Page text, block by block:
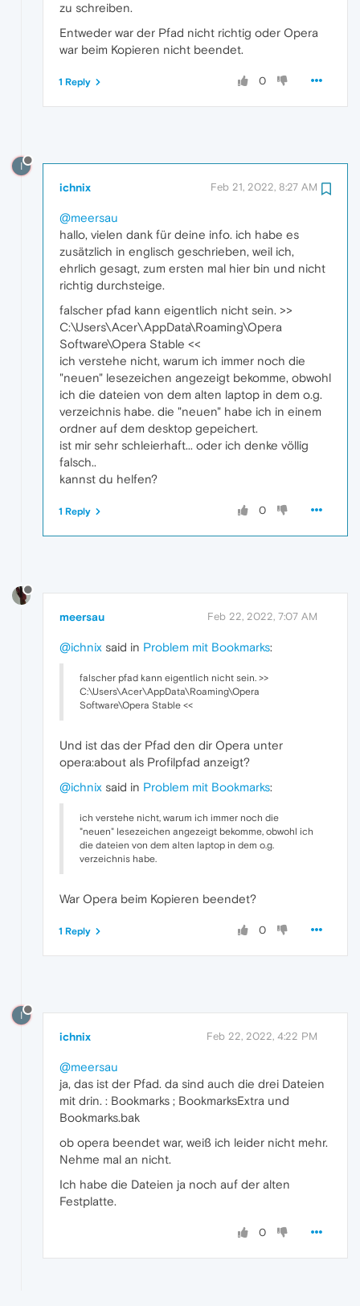
zu schreiben.
Entweder war der Pfad nicht richtig oder Opera
war beim Kopieren nicht beendet.
0
1 Reply
I
ichnix Feb 21, 2022, 8:27 AM
@meersau
hallo, vielen dank für deine info. ich habe es
zusätzlich in englisch geschrieben, weil ich,
ehrlich gesagt, zum ersten mal hier bin und nicht
richtig durchsteige.
falscher pfad kann eigentlich nicht sein. >>
C:\Users\Acer\AppData\Roaming\Opera
Software\Opera Stable <<
ich verstehe nicht, warum ich immer noch die
"neuen" lesezeichen angezeigt bekomme, obwohl
ich die dateien von dem alten laptop in dem o.g.
verzeichnis habe. die "neuen" habe ich in einem
ordner auf dem desktop gepeichert.
ist mir sehr schleierhaft... oder ich denke völlig
falsch..
kannst du helfen?
0
1 Reply
meersau Feb 22, 2022, 7:07 AM
@ichnix said in Problem mit Bookmarks:
falscher pfad kann eigentlich nicht sein. >>
C:\Users\Acer\AppData\Roaming\Opera
Software\Opera Stable <<
Und ist das der Pfad den dir Opera unter
opera:about als Profilpfad anzeigt?
@ichnix said in Problem mit Bookmarks:
ich verstehe nicht, warum ich immer noch die
"neuen" lesezeichen angezeigt bekomme, obwohl ich
die dateien von dem alten laptop in dem o.g.
verzeichnis habe.
War Opera beim Kopieren beendet?
0
1 Reply
I
ichnix Feb 22, 2022, 4:22 PM
@meersau
ja, das ist der Pfad. da sind auch die drei Dateien
mit drin. : Bookmarks ; BookmarksExtra und
Bookmarks.bak
ob opera beendet war, weiß ich leider nicht mehr.
Nehme mal an nicht.
Ich habe die Dateien ja noch auf der alten
Festplatte.
0